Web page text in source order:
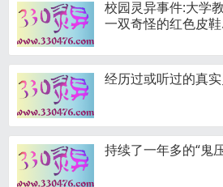
校园灵异事件:大学
一双奇怪的红色皮鞋
经历过或听过的真
持续了一年多的“鬼